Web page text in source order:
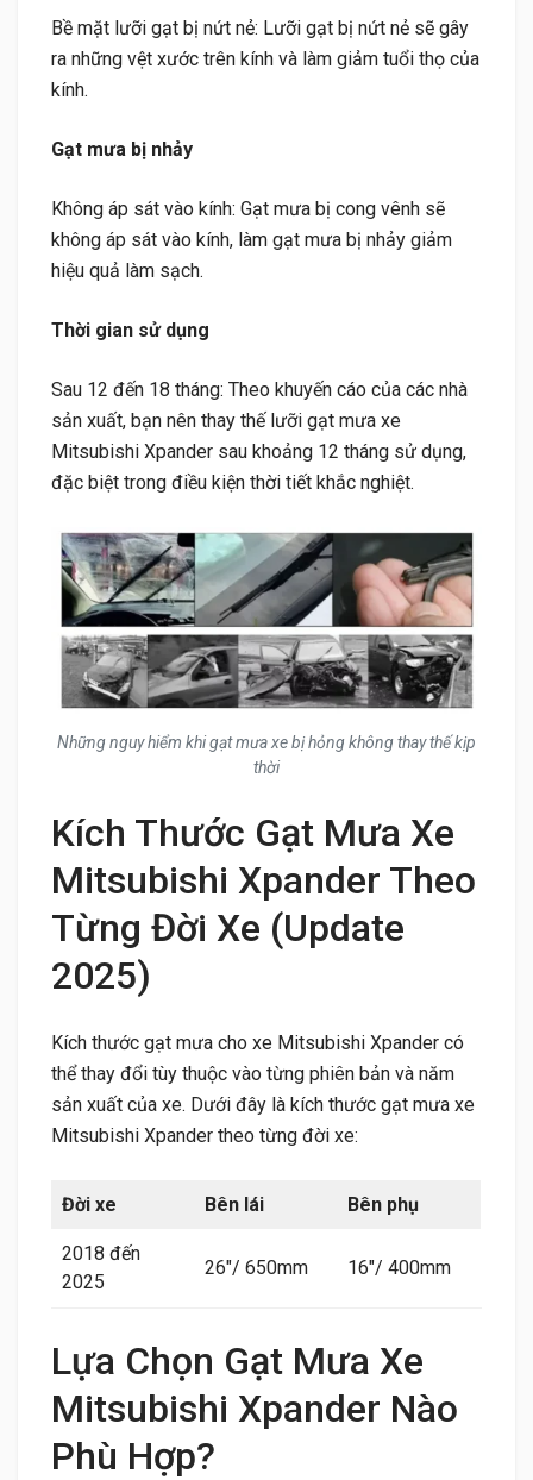
Bề mặt lưỡi gạt bị nứt nẻ: Lưỡi gạt bị nứt nẻ sẽ gây
ra những vệt xước trên kính và làm giảm tuổi thọ của
kính.
Gạt mưa bị nhảy
Không áp sát vào kính: Gạt mưa bị cong vênh sẽ
không áp sát vào kính, làm gạt mưa bị nhảy giảm
hiệu quả làm sạch.
Thời gian sử dụng
Sau 12 đến 18 tháng: Theo khuyến cáo của các nhà
sản xuất, bạn nên thay thế lưỡi gạt mưa xe
Mitsubishi Xpander sau khoảng 12 tháng sử dụng,
đặc biệt trong điều kiện thời tiết khắc nghiệt.
Những nguy hiểm khi gạt mưa xe bị hỏng không thay thế kịp
thời
Kích Thước Gạt Mưa Xe
Mitsubishi Xpander Theo
Từng Đời Xe (Update
2025)
Kích thước gạt mưa cho xe Mitsubishi Xpander có
thể thay đổi tùy thuộc vào từng phiên bản và năm
sản xuất của xe. Dưới đây là kích thước gạt mưa xe
Mitsubishi Xpander theo từng đời xe:
Đời xe Bên lái Bên phụ
2018 đến
2025
26″/ 650mm 16″/ 400mm
Lựa Chọn Gạt Mưa Xe
Mitsubishi Xpander Nào
Phù Hợp?